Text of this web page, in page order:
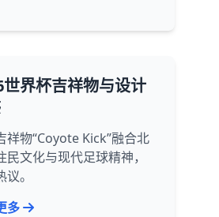
界杯吉祥物与设计
祥物“Coyote Kick”融合北
民文化与现代足球精神，
。
多